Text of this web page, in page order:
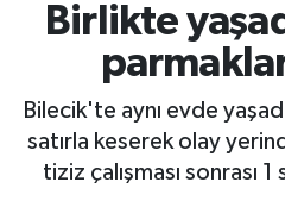
Birlikte
Bilecik'te aynı evde
satırla keserek olay
tiziz çalışması sonrası
Spor
Eğitim
Ekonomi
TFF 3.Lig 4.Grup Puan
Tüm Manşetler
Son Dakika Haberleri